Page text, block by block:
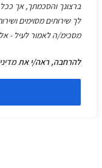
ברצונך והסכמתך, אך
לך שירותים מסוימים
מסכימ/ה לאמור לעיל -
להרחבה, ראה/י את
מוזמנים לכתוב את